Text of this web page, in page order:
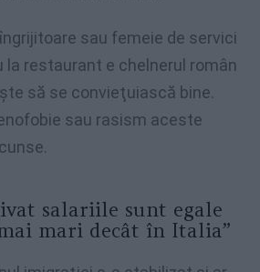
sau femeie de servici
la restaurant e chelnerul român
să se convieţuiască bine.
sau rasism aceste
salariile sunt egale
mari decât în Italia”